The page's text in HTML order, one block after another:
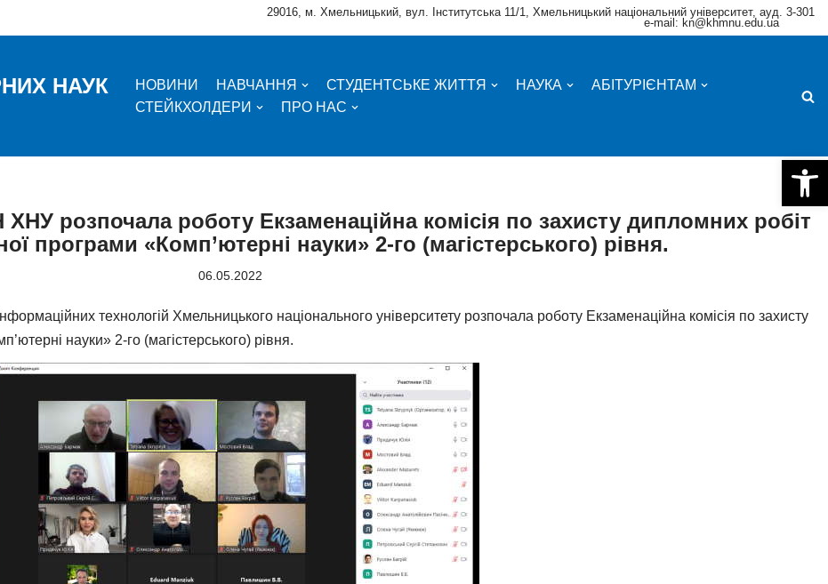
29016, м. Хмельницький, вул. Інститутська 11/1, Хмельницький національний університет, ауд. 3-301
e-mail: kn@khmnu.edu.ua
НАУК НОВИНИ НАВЧАННЯ СТУДЕНТСЬКЕ ЖИТТЯ НАУКА
АБІТУРІЄНТАМ
СТЕЙКХОЛДЕРИ
ПРО НАС
розпочала роботу Екзаменаційна комісія по захисту дипломних робіт
програми «Комп’ютерні науки» 2-го (магістерського) рівня.
06.05.2022
технологій Хмельницького національного університету розпочала роботу Екзаменаційна комісія по захисту
науки» 2-го (магістерського) рівня.